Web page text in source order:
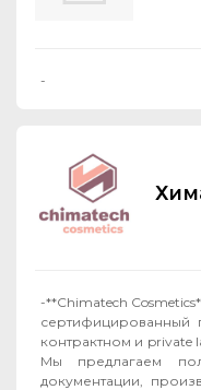
-
-**Chimatech
сертифицированный
контрактном и private
Мы предлагаем
документации,